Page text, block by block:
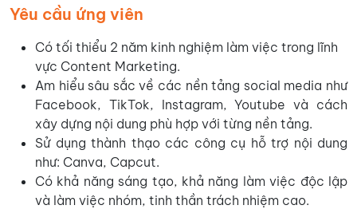
Yêu cầu ứng viên
Có tối thiểu 2 năm kinh nghiệm làm việc trong lĩnh
vực Content Marketing.
Am hiểu sâu sắc về các nền tảng social media như
Facebook, TikTok, Instagram, Youtube và cách
xây dựng nội dung phù hợp với từng nền tảng.
Sử dụng thành thạo các công cụ hỗ trợ nội dung
như: Canva, Capcut.
Có khả năng sáng tạo, khả năng làm việc độc lập
và làm việc nhóm, tinh thần trách nhiệm cao.